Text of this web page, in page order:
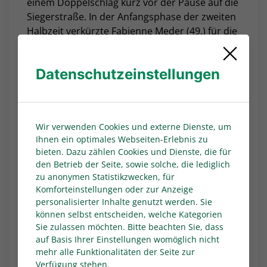
Siegerstraße. In der Anfangsphase der zweiten
Halbzeit verkürzte Fabienne Meder (49.) für die
Fortuna, zur Wende reichte es aber nicht. Die
eingewechselte Anna Hamers (89.) sorgte für
die Entscheidung zu Gunsten der Gäste. Die
Unterzahl spielen, nachdem Anne Hahn wegen
Rote Karte gesehen hatte.
SSV Rhade - 1. FC Köln U20 0:0
Der SSV Rhade stellte seine gute Form im
Saisonendspurt erneut unter Beweis. Beim 0:0
gegen die U20 des 1. FC Köln blieb das Team
von Trainerin Jacqueline Eckelmann bereits
zum sechsten Mal nacheinander ungeschlagen.
In dieser Phase holte drei Siege und drei Remis
(zwölf Punkte), verbesserte sich auf den
Datenschutzeinstellungen
Wir verwenden Cookies und externe Dienste, um
Ihnen ein optimales Webseiten-Erlebnis zu
bieten. Dazu zählen Cookies und Dienste, die für
den Betrieb der Seite, sowie solche, die lediglich
zu anonymen Statistikzwecken, für
Komforteinstellungen oder zur Anzeige
personalisierter Inhalte genutzt werden. Sie
können selbst entscheiden, welche Kategorien
Sie zulassen möchten. Bitte beachten Sie, dass
auf Basis Ihrer Einstellungen womöglich nicht
mehr alle Funktionalitäten der Seite zur
Verfügung stehen.